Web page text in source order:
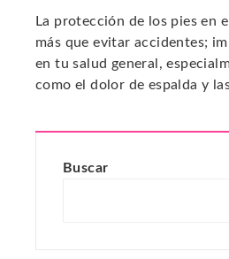
La protección de los pies en
más que evitar accidentes;
en tu salud general,
como el dolor de espalda y
Buscar